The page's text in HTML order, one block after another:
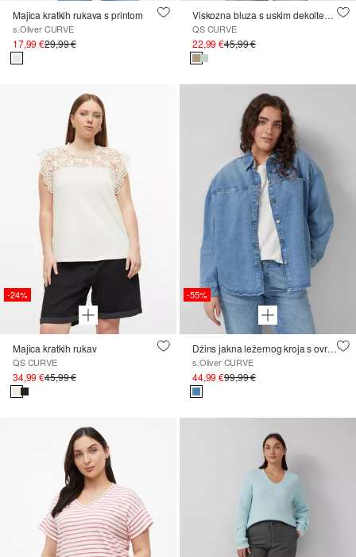
Majica kratkih rukava s printom
s.Oliver CURVE
17,99 €29,99 €
Viskozna bluza s uskim dekolteom
QS CURVE
22,99 €45,99 €
-24%
Majica kratkih rukav
QS CURVE
34,99 €45,99 €
-55%
Džins jakna ležernog kroja s ovratnikom
s.Oliver CURVE
44,99 €99,99 €